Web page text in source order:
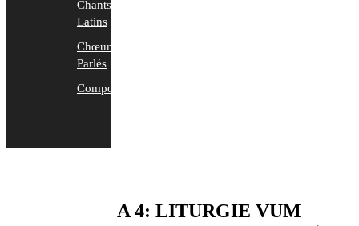
A 4: LITURGIE VUM
Chants
Latins
Chœurs
Parlés
Compositions